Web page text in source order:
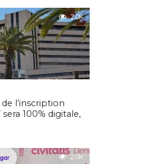
2.0K
l’inscription
100% digitale,
2.0K